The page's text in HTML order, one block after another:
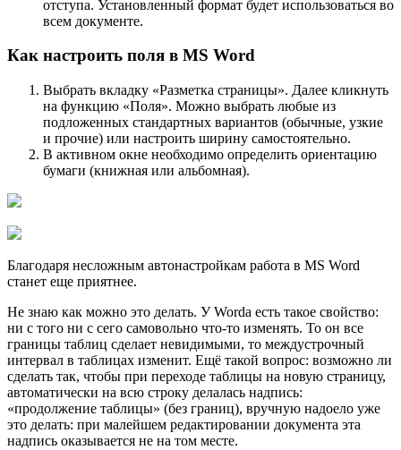
отступа. Установленный формат будет использоваться во
всем документе.
Как настроить поля в MS Word
Выбрать вкладку «Разметка страницы». Далее кликнуть
на функцию «Поля». Можно выбрать любые из
подложенных стандартных вариантов (обычные, узкие
и прочие) или настроить ширину самостоятельно.
В активном окне необходимо определить ориентацию
бумаги (книжная или альбомная).
Благодаря несложным автонастройкам работа в MS Word
станет еще приятнее.
Не знаю как можно это делать. У Worda есть такое свойство:
ни с того ни с сего самовольно что-то изменять. То он все
границы таблиц сделает невидимыми, то междустрочный
интервал в таблицах изменит. Ещё такой вопрос: возможно ли
сделать так, чтобы при переходе таблицы на новую страницу,
автоматически на всю строку делалась надпись:
«продолжение таблицы» (без границ), вручную надоело уже
это делать: при малейшем редактировании документа эта
надпись оказывается не на том месте.